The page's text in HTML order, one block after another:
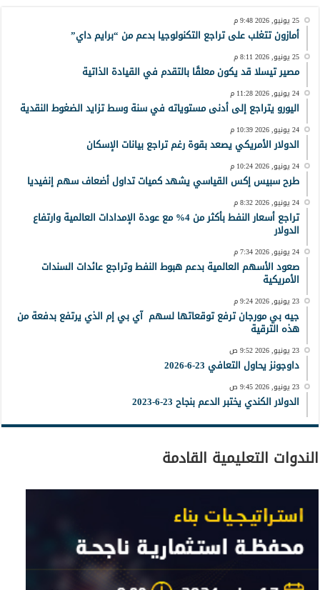
25 يونيو, 2026 9:48 م
أمازون تتغلب على تراجع التكنولوجيا بدعم من “برايم داي”
25 يونيو, 2026 8:11 م
مصير تيسلا قد يكون معلقًا بالتقدم في القيادة الذاتية
24 يونيو, 2026 11:28 م
اليورو يتراجع إلى أدنى مستوياته في سنة وسط تزايد الضغوط النقدية
24 يونيو, 2026 10:39 م
الدولار الأمريكي يصعد بقوة رغم تراجع بيانات الإسكان
24 يونيو, 2026 10:24 م
طرح سبيس إكس القياسي يشهد كميات تداول أضعاف سهم إنفيديا
24 يونيو, 2026 8:32 م
تراجع أسعار النفط بأكثر من 4% مع عودة الإمدادات العالمية وارتفاع
الدولار
24 يونيو, 2026 7:34 م
صعود الأسهم العالمية بدعم هبوط النفط وتراجع عائدات السندات
الأمريكية
23 يونيو, 2026 9:24 م
جيه بي مورجان ترفع توقعاتها لسهم آي بي إم الذي يرتفع بدفعة من
هذه الترقية
23 يونيو, 2026 9:52 ص
داوجونز يحاول التعافي 23-6-2026
23 يونيو, 2026 9:45 ص
الدولار الكندي يختبر الدعم بنجاح 23-6-2023
الندوات التعليمية القادمة